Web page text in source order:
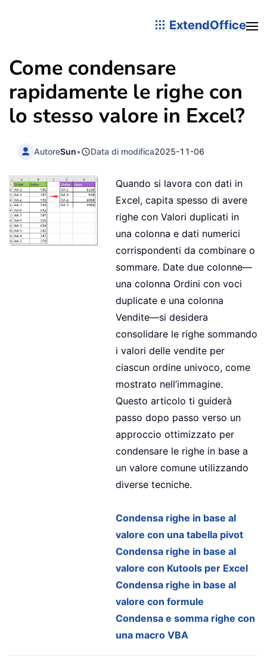
ExtendOffice
Come condensare
rapidamente le righe con
lo stesso valore in Excel?
AutoreSun• Data di modifica2025-11-06
Quando si lavora con dati in
Excel, capita spesso di avere
righe con Valori duplicati in
una colonna e dati numerici
corrispondenti da combinare o
sommare. Date due colonne—
una colonna Ordini con voci
duplicate e una colonna
Vendite—si desidera
consolidare le righe sommando
i valori delle vendite per
ciascun ordine univoco, come
mostrato nell’immagine.
Questo articolo ti guiderà
passo dopo passo verso un
approccio ottimizzato per
condensare le righe in base a
un valore comune utilizzando
diverse tecniche.
Condensa righe in base al
valore con una tabella pivot
Condensa righe in base al
valore con Kutools per Excel
Condensa righe in base al
valore con formule
Condensa e somma righe con
una macro VBA